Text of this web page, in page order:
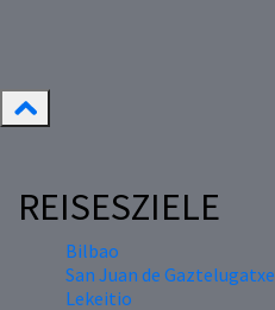
REISESZIELE
Bilbao
San Juan de Gaztelugatxe
Lekeitio